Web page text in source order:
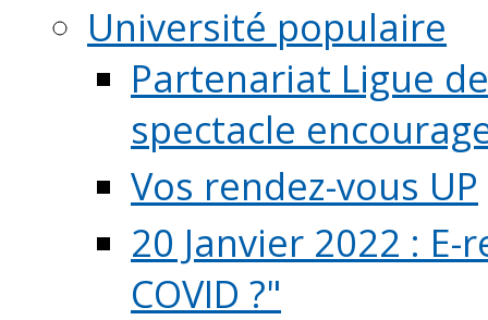
Université populaire
Partenariat Ligue
spectacle
Vos rendez-vous UP
20 Janvier 2022 :
COVID ?"